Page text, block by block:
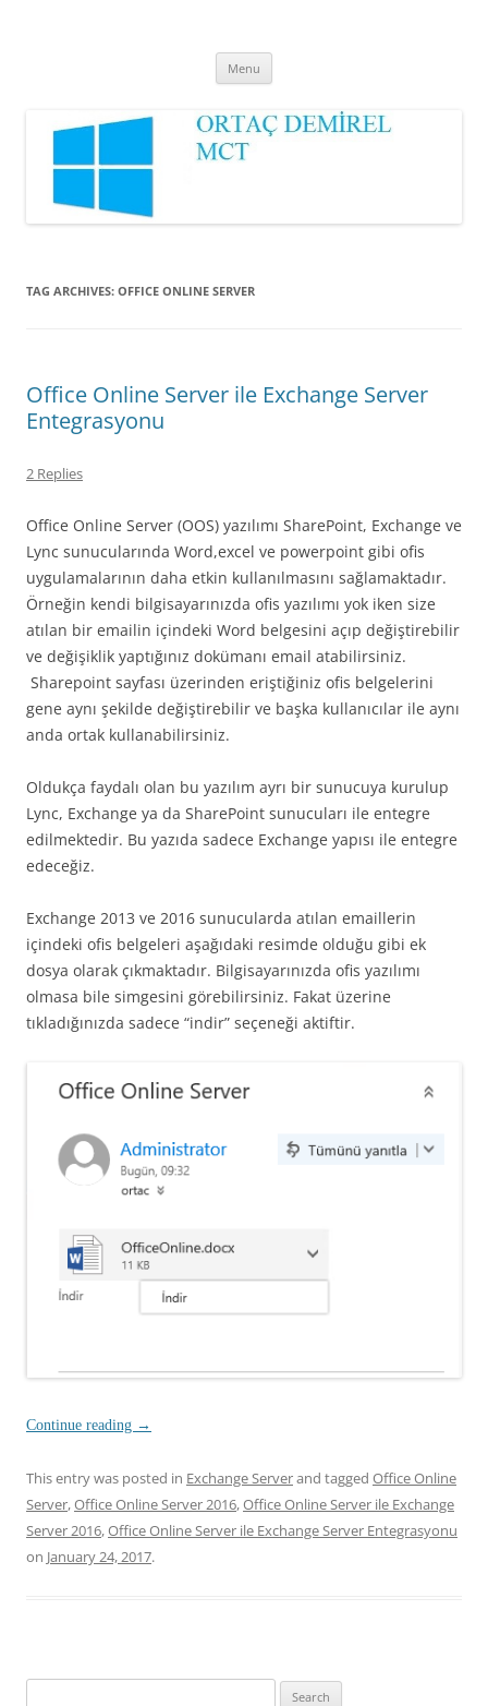
Menu
TAG ARCHIVES: OFFICE ONLINE SERVER
Office Online Server ile Exchange Server
Entegrasyonu
2 Replies
Office Online Server (OOS) yazılımı SharePoint, Exchange ve
Lync sunucularında Word,excel ve powerpoint gibi ofis
uygulamalarının daha etkin kullanılmasını sağlamaktadır.
Örneğin kendi bilgisayarınızda ofis yazılımı yok iken size
atılan bir emailin içindeki Word belgesini açıp değiştirebilir
ve değişiklik yaptığınız dokümanı email atabilirsiniz.
Sharepoint sayfası üzerinden eriştiğiniz ofis belgelerini
gene aynı şekilde değiştirebilir ve başka kullanıcılar ile aynı
anda ortak kullanabilirsiniz.
Oldukça faydalı olan bu yazılım ayrı bir sunucuya kurulup
Lync, Exchange ya da SharePoint sunucuları ile entegre
edilmektedir. Bu yazıda sadece Exchange yapısı ile entegre
edeceğiz.
Exchange 2013 ve 2016 sunucularda atılan emaillerin
içindeki ofis belgeleri aşağıdaki resimde olduğu gibi ek
dosya olarak çıkmaktadır. Bilgisayarınızda ofis yazılımı
olmasa bile simgesini görebilirsiniz. Fakat üzerine
tıkladığınızda sadece “indir” seçeneği aktiftir.
Continue reading →
This entry was posted in Exchange Serverand tagged Office Online
Server,Office Online Server 2016,Office Online Server ile Exchange
Server 2016,Office Online Server ile Exchange Server Entegrasyonu
on January 24, 2017.